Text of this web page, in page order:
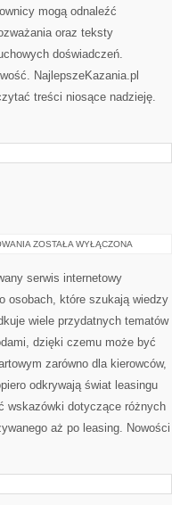
mogą odnaleźć
oraz teksty
doświadczeń.
NajlepszeKazania.pl
treści niosące nadzieję.
NOWOŚCI
ZOSTAŁA WYŁĄCZONA
serwis internetowy
osobach, które szukają wiedzy
wiele przydatnych tematów
dzięki czemu może być
zarówno dla kierowców,
odkrywają świat leasingu
wskazówki dotyczące różnych
aż po leasing. Nowości